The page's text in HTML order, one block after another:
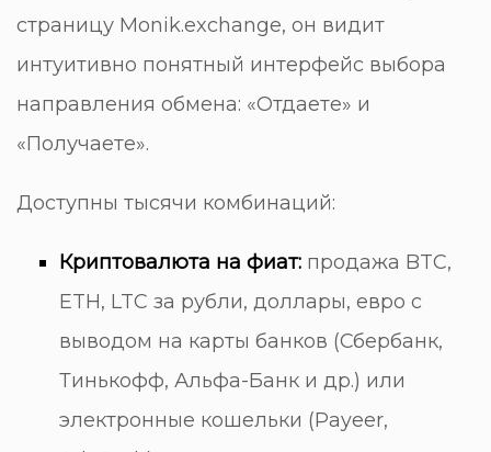
страницу Monik.exchange, он видит
интуитивно понятный интерфейс выбора
направления обмена: «Отдаете» и
«Получаете».
Доступны тысячи комбинаций:
Криптовалюта на фиат:продажа BTC,
ETH, LTC за рубли, доллары, евро с
выводом на карты банков (Сбербанк,
Тинькофф, Альфа-Банк и др.) или
электронные кошельки (Payeer,